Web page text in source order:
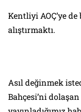
Kentliyi AOÇ’ye
alıştırmaktı.
Asıl değinmek
Bahçesi’ni